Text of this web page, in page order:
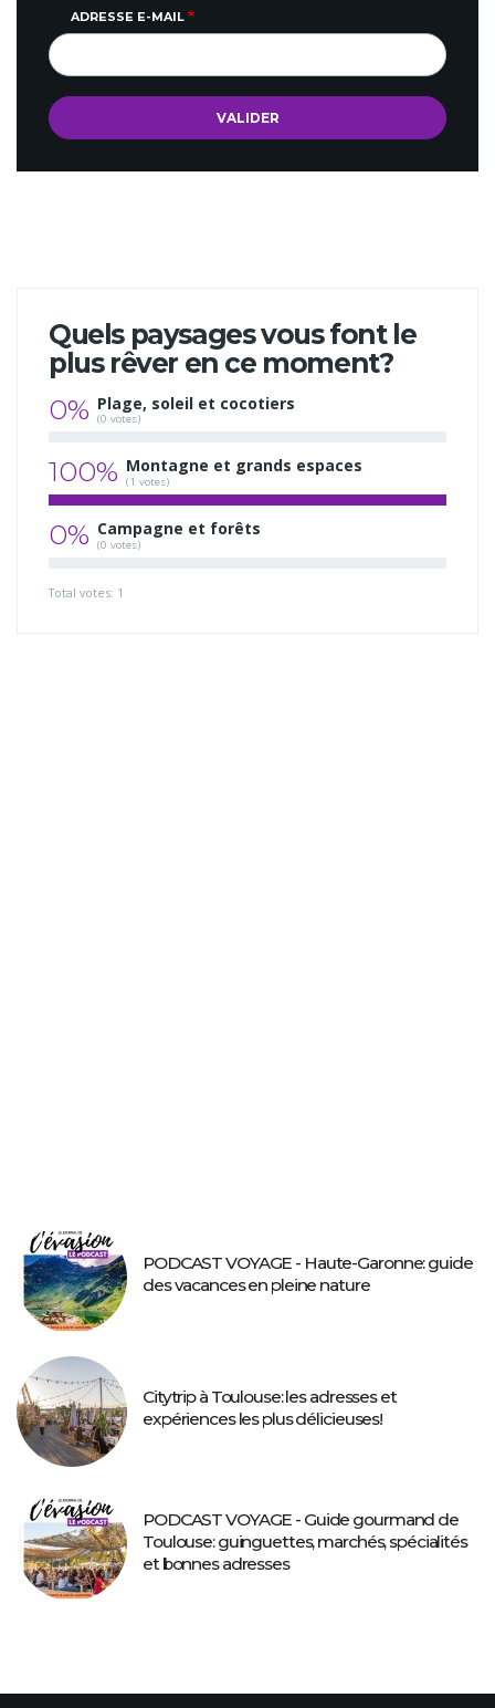
ADRESSE E-MAIL
Quels paysages vous font le
plus rêver en ce moment?
0% Plage, soleil et cocotiers
(0 votes)
100% Montagne et grands espaces
(1 votes)
0% Campagne et forêts
(0 votes)
Total votes: 1
PODCAST VOYAGE - Haute-Garonne: guide
des vacances en pleine nature
Citytrip à Toulouse: les adresses et
expériences les plus délicieuses!
PODCAST VOYAGE - Guide gourmand de
Toulouse: guinguettes, marchés, spécialités
et bonnes adresses